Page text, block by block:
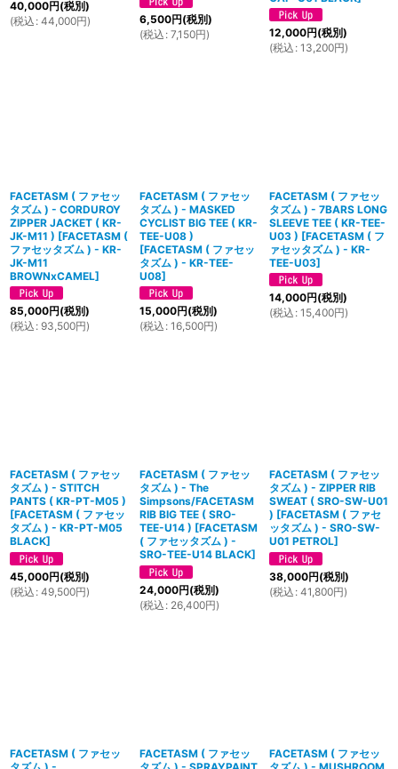
40,000円(税別)
(税込 : 44,000円) 6,500円(税別)
(税込 : 7,150円) 12,000円(税別)
(税込 : 13,200円)
FACETASM ( ファセッ
タズム ) - CORDUROY
ZIPPER JACKET ( KR-
JK-M11 ) [FACETASM (
ファセッタズム ) - KR-
JK-M11
BROWNxCAMEL]
85,000円(税別)
(税込 : 93,500円)
FACETASM ( ファセッ
タズム ) - MASKED
CYCLIST BIG TEE ( KR-
TEE-U08 )
[FACETASM ( ファセッ
タズム ) - KR-TEE-
U08]
15,000円(税別)
(税込 : 16,500円)
FACETASM ( ファセッ
タズム ) - 7BARS LONG
SLEEVE TEE ( KR-TEE-
U03 ) [FACETASM ( フ
ァセッタズム ) - KR-
TEE-U03]
14,000円(税別)
(税込 : 15,400円)
FACETASM ( ファセッ
タズム ) - STITCH
PANTS ( KR-PT-M05 )
[FACETASM ( ファセッ
タズム ) - KR-PT-M05
BLACK]
45,000円(税別)
(税込 : 49,500円)
FACETASM ( ファセッ
タズム ) - The
Simpsons/FACETASM
RIB BIG TEE ( SRO-
TEE-U14 ) [FACETASM
( ファセッタズム ) -
SRO-TEE-U14 BLACK]
24,000円(税別)
(税込 : 26,400円)
FACETASM ( ファセッ
タズム ) - ZIPPER RIB
SWEAT ( SRO-SW-U01
) [FACETASM ( ファセ
ッタズム ) - SRO-SW-
U01 PETROL]
38,000円(税別)
(税込 : 41,800円)
FACETASM ( ファセッ
FACETASM ( ファセッ
FACETASM ( ファセッ